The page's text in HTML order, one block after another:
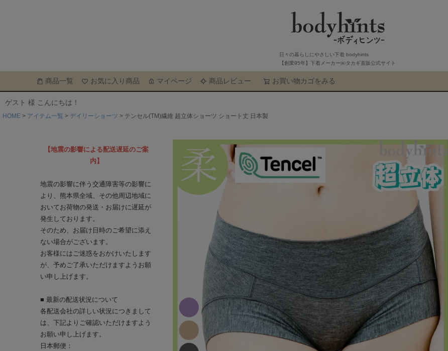
日々の暮らしにやさしい下着 bodyhints
【創業95年】下着メーカー㈱タカギ直販公式サイト
商品一覧 お気に入り商品 マイページ 商品レビュー お買い物カゴをみる
ゲスト 様 こんにちは！
HOME アイテム一覧 デイリーショーツ テンセル(TM)繊維 超立体ショーツ ショート丈 日本製
【地震の影響による配送遅延のご案
内】
地震の影響に伴う交通障害等の影響に
より、熊本県全域、その他周辺地域に
おいてお荷物の発送・お届けに遅延が
発生しております。
そのため、お届け日時のご希望に添え
ない場合がございます。
お客様にはご迷惑をおかけいたします
が、予めご了承いただけますようお願
い申し上げます。
■ 最新の配送状況について
各配送会社の詳しい状況につきまして
は、下記よりご確認いただけますよう
お願い申し上げます。
日本郵便：